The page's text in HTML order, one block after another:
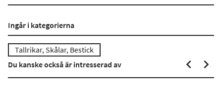
Ingår i kategorierna
Tallrikar, Skålar, Bestick
Du kanske också är intresserad av